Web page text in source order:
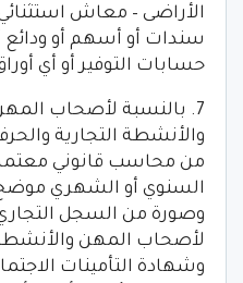
الأراضى – معاش
سندات أو أسهم أو ودائع
حسابات التوفير أو أي
7. بالنسبة لأصحاب
والأنشطة التجارية
من محاسب قانوني
السنوي أو الشهري موضح
وصورة من السجل التجاري
لأصحاب المهن والأنشطة
وشهادة التأمينات